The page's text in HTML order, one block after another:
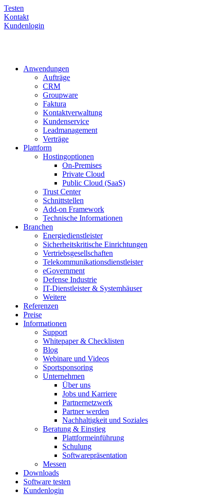
Testen
Kontakt
Kundenlogin
Anwendungen
Aufträge
CRM
Groupware
Faktura
Kontaktverwaltung
Kundenservice
Leadmanagement
Verträge
Plattform
Hostingoptionen
On-Premises
Private Cloud
Public Cloud (SaaS)
Trust Center
Schnittstellen
Add-on Framework
Technische Informationen
Branchen
Energiedienstleister
Sicherheitskritische Einrichtungen
Vertriebsgesellschaften
Telekommunikationsdienstleister
eGovernment
Defense Industrie
IT-Dienstleister & Systemhäuser
Weitere
Referenzen
Preise
Informationen
Support
Whitepaper & Checklisten
Blog
Webinare und Videos
Sportsponsoring
Unternehmen
Über uns
Jobs und Karriere
Partnernetzwerk
Partner werden
Nachhaltigkeit und Soziales
Beratung & Einstieg
Plattformeinführung
Schulung
Softwarepräsentation
Messen
Downloads
Software testen
Kundenlogin